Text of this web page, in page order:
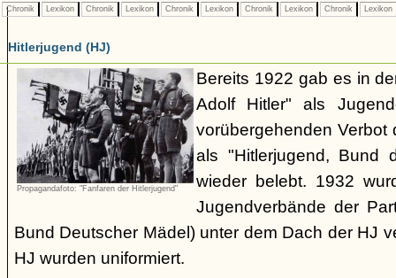
Chronik Lexikon Chronik Lexikon Chronik Lexikon Chronik Lexikon Chronik Lexikon
Hitlerjugend (HJ)
Propagandafoto: "Fanfaren der Hitlerjugend"
Bereits 1922 gab es in
Adolf Hitler" als
vorübergehenden Verbot
als "Hitlerjugend, Bund
wieder belebt. 1932
Jugendverbände der
Bund Deutscher Mädel) unter dem Dach der HJ
HJ wurden uniformiert.